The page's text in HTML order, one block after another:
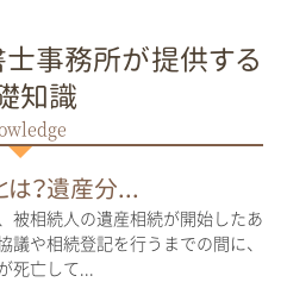
事務所が提供する
知識
？遺産分...
被相続人の遺産相続が開始したあ
議や相続登記を行うまでの間に、
死亡して...